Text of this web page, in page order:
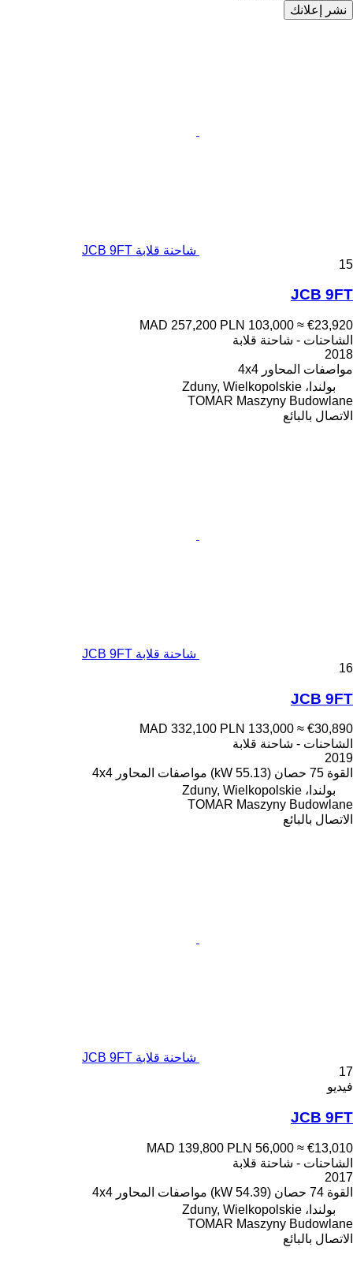
نشر إعلانك
شاحنة قلابة JCB 9FT
15
JCB 9FT
MAD 257,200 PLN 103,000 ≈ €23,920
الشاحنات - شاحنة قلابة
2018
مواصفات المحاور 4x4
بولندا، Zduny, Wielkopolskie
TOMAR Maszyny Budowlane
الاتصال بالبائع
شاحنة قلابة JCB 9FT
16
JCB 9FT
MAD 332,100 PLN 133,000 ≈ €30,890
الشاحنات - شاحنة قلابة
2019
القوة 75 حصان (55.13 kW) مواصفات المحاور 4x4
بولندا، Zduny, Wielkopolskie
TOMAR Maszyny Budowlane
الاتصال بالبائع
شاحنة قلابة JCB 9FT
17
فيديو
JCB 9FT
MAD 139,800 PLN 56,000 ≈ €13,010
الشاحنات - شاحنة قلابة
2017
القوة 74 حصان (54.39 kW) مواصفات المحاور 4x4
بولندا، Zduny, Wielkopolskie
TOMAR Maszyny Budowlane
الاتصال بالبائع